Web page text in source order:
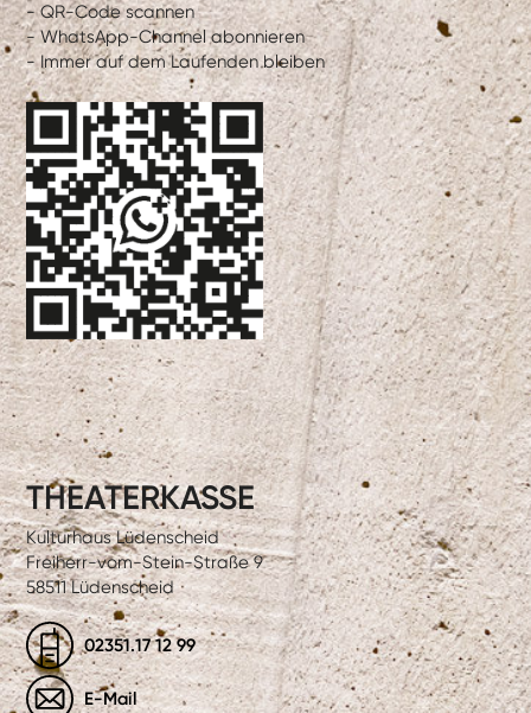
- QR-Code scannen
- WhatsApp-Channel abonnieren
- Immer auf dem Laufenden bleiben
THEATERKASSE
Kulturhaus Lüdenscheid
Freiherr-vom-Stein-Straße 9
58511 Lüdenscheid
02351.17 12 99
E-Mail